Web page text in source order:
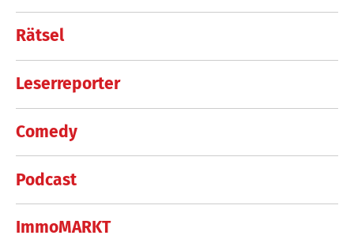
Rätsel
Leserreporter
Comedy
Podcast
ImmoMARKT